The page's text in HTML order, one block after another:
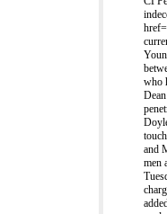
who
and
men